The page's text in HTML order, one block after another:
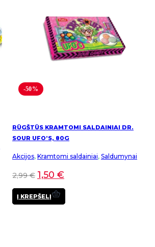
-50%
RŪGŠTŪS KRAMTOMI SALDAINIAI DR.
SOUR UFO’S, 80G
Akcijos, Kramtomi saldainiai, Saldumynai
2,99€ 1,50 €
Į KREPŠELĮ